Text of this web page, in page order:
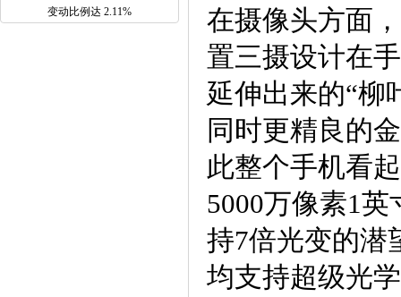
变动比例达 2.11%
在摄像头方面
置三摄设计在
延伸出来的“柳
同时更精良的
此整个手机看
5000万像素1
持7倍光变的潜
均支持超级光